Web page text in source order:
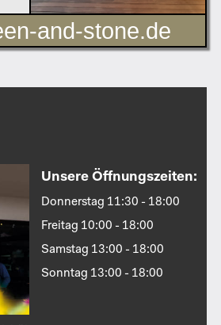
and-stone.de
Unsere Öffnungszeiten:
Donnerstag 11:30 - 18:00
Freitag 10:00 - 18:00
Samstag 13:00 - 18:00
Sonntag 13:00 - 18:00